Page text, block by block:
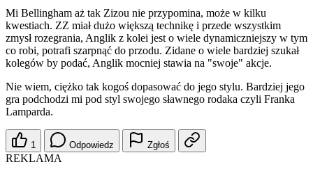
Mi Bellingham aż tak Zizou nie przypomina, może w kilku
kwestiach. ZZ miał dużo większą technikę i przede wszystkim
zmysł rozegrania, Anglik z kolei jest o wiele dynamiczniejszy w tym
co robi, potrafi szarpnąć do przodu. Zidane o wiele bardziej szukał
kolegów by podać, Anglik mocniej stawia na "swoje" akcje.
Nie wiem, ciężko tak kogoś dopasować do jego stylu. Bardziej jego
gra podchodzi mi pod styl swojego sławnego rodaka czyli Franka
Lamparda.
1 Odpowiedz Zgłoś
REKLAMA